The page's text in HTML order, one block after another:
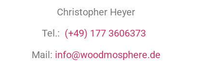
Christopher Heyer
Tel.: (+49) 177 3606373
Mail: info@woodmosphere.de